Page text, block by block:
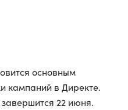
основным
кампаний в Директе.
22 июня.